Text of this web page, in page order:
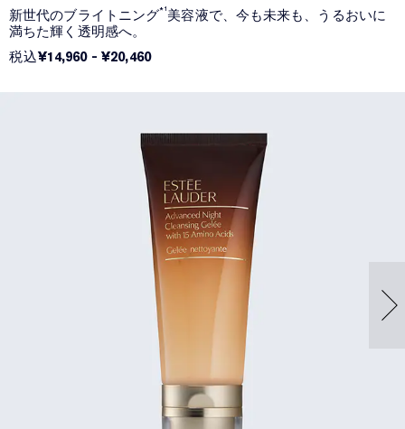
新世代のブライトニング*¹美容液で、今も未来も、うるおいに
満ちた輝く透明感へ。
税込¥14,960-¥20,460